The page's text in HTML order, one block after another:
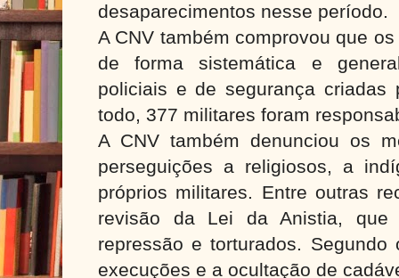
desaparecimentos nesse período.
A CNV também comprovou que
de forma sistemática e
policiais e de segurança criadas
todo, 377 militares foram
A CNV também denunciou os
perseguições a religiosos, a
próprios militares. Entre outras
revisão da Lei da Anistia, que
repressão e torturados.
execuções e a ocultação de